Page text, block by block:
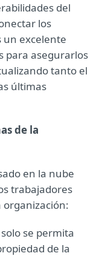
del
los
un excelente
para asegurarlos
tanto el
últimas
de la
​​en la nube
trabajadores
organización:
se permita
de la